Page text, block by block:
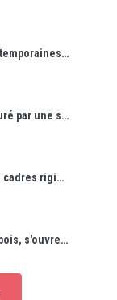
Le site est ponctué par les interventions contemporaines (ici entrée et rampe d'accessibilité) qui s'insèrent avec délicatesse dans le site existant.
L'espace d'exposition permanente est structuré par une scénographie en bois.
L'escalier en métal et en bois repose sur des cadres rigides ancrés dans le mur. Le garde corps assure la sécurité et la rigidité de l'ensemble.
La salle de conférence, avec son auvent en bois, s'ouvre sur l'espace central aménagé avec du mobilier en acier corten.